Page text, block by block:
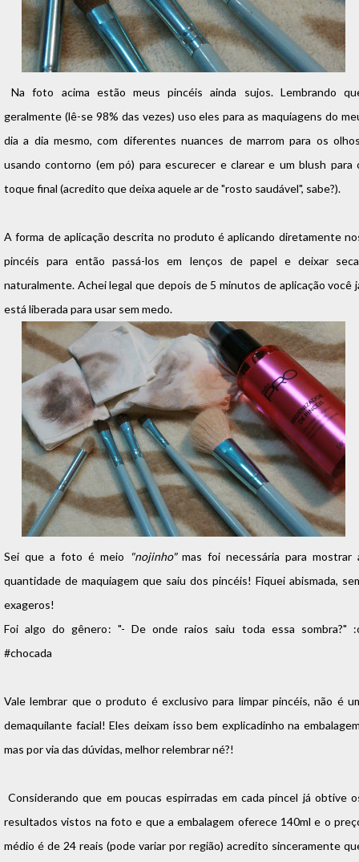
Na foto acima estão meus pincéis ainda sujos. Lembrando
geralmente (lê-se 98% das vezes) uso eles para as maquiagens do
dia a dia mesmo, com diferentes nuances de marrom para os
usando contorno (em pó) para escurecer e clarear e um blush para
toque final (acredito que deixa aquele ar de "rosto saudável", sabe?).
A forma de aplicação descrita no produto é aplicando diretamente
pincéis para então passá-los em lenços de papel e deixar
naturalmente. Achei legal que depois de 5 minutos de aplicação você
está liberada para usar sem medo.
Sei que a foto é meio "nojinho"mas foi necessária para mostrar
quantidade de maquiagem que saiu dos pincéis! Fiquei abismada,
exageros!
Foi algo do gênero: "- De onde raios saiu toda essa sombra?"
#chocada
Vale lembrar que o produto é exclusivo para limpar pincéis, não é
demaquilante facial! Eles deixam isso bem explicadinho na
mas por via das dúvidas, melhor relembrar né?!
Considerando que em poucas espirradas em cada pincel já obtive
resultados vistos na foto e que a embalagem oferece 140ml e o
médio é de 24 reais (pode variar por região) acredito sinceramente